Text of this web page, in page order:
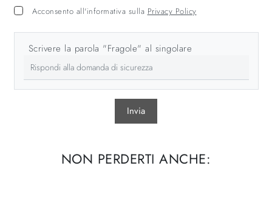
Acconsento all'informativa sulla Privacy Policy
Scrivere la parola "Fragole" al singolare
Invia
NON PERDERTI ANCHE: